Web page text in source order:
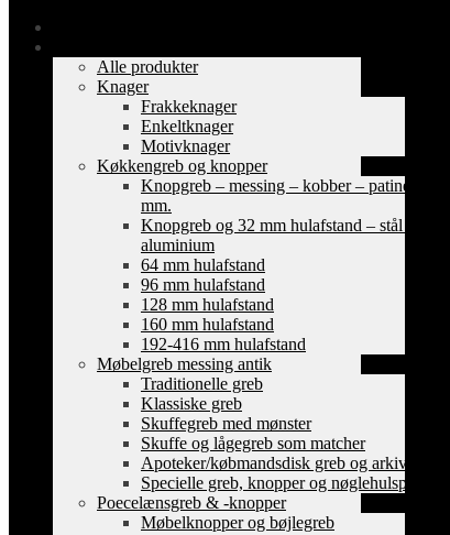
Alle produkter
Knager
Frakkeknager
Enkeltknager
Motivknager
Køkkengreb og knopper
Knopgreb – messing – kobber – patinerede
mm.
Knopgreb og 32 mm hulafstand – stål og
aluminium
64 mm hulafstand
96 mm hulafstand
128 mm hulafstand
160 mm hulafstand
192-416 mm hulafstand
Møbelgreb messing antik
Traditionelle greb
Klassiske greb
Skuffegreb med mønster
Skuffe og lågegreb som matcher
Apoteker/købmandsdisk greb og arkiv skilte
Specielle greb, knopper og nøglehulsplader
Poecelænsgreb & -knopper
Møbelknopper og bøjlegreb